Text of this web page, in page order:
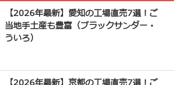
【2026年最新】愛知の工場直売7選！ご
当地手土産も豊富（ブラックサンダー・
ういろ）